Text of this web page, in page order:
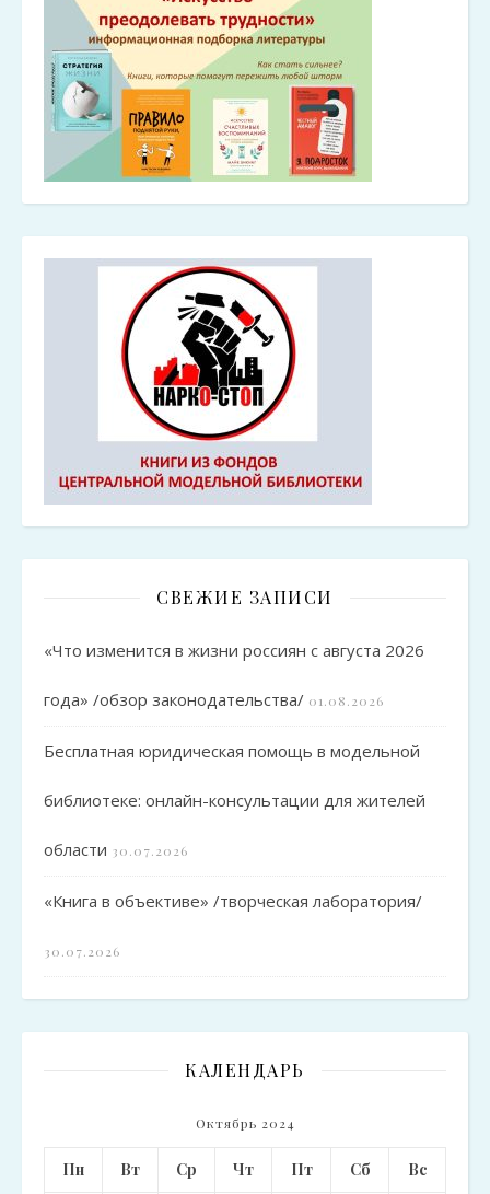
СВЕЖИЕ ЗАПИСИ
«Что изменится в жизни россиян с августа 2026
года» /обзор законодательства/ 01.08.2026
Бесплатная юридическая помощь в модельной
библиотеке: онлайн-консультации для жителей
области 30.07.2026
«Книга в объективе» /творческая лаборатория/
30.07.2026
КАЛЕНДАРЬ
Октябрь 2024
Пн Вт Ср Чт Пт Сб Вс